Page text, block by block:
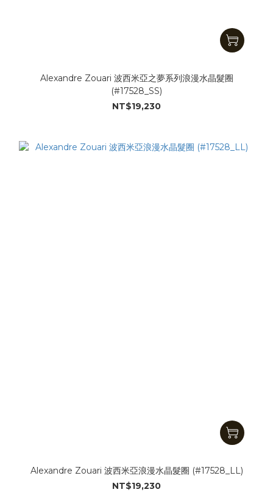
Alexandre Zouari 波西米亞之夢系列浪漫水晶髮圈
(#17528_SS)
NT$19,230
Alexandre Zouari 波西米亞浪漫水晶髮圈 (#17528_LL)
NT$19,230